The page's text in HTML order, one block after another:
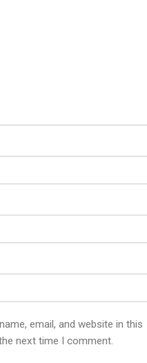
email, and website in this
next time I comment.